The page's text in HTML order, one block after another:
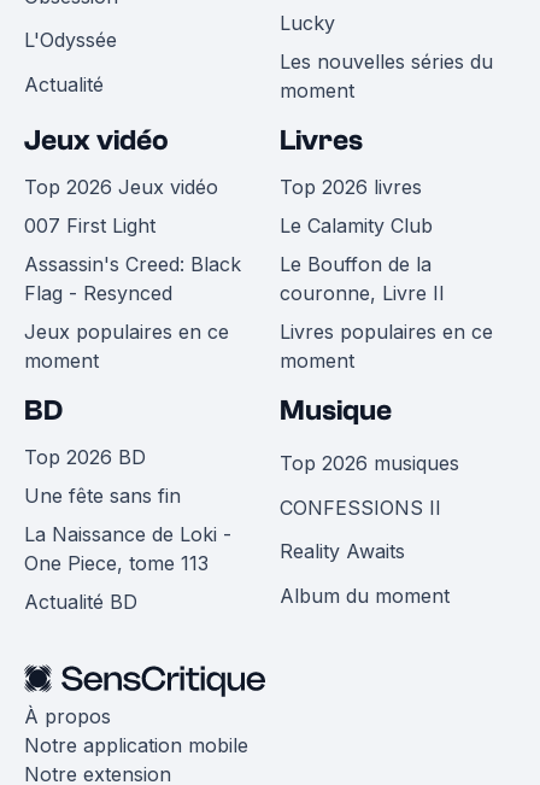
L'Odyssée
Actualité
Lucky
Les nouvelles séries du
moment
Jeux vidéo
Top 2026 Jeux vidéo
007 First Light
Assassin's Creed: Black
Flag - Resynced
Jeux populaires en ce
moment
Livres
Top 2026 livres
Le Calamity Club
Le Bouffon de la
couronne, Livre II
Livres populaires en ce
moment
BD
Top 2026 BD
Une fête sans fin
La Naissance de Loki -
One Piece, tome 113
Actualité BD
Musique
Top 2026 musiques
CONFESSIONS II
Reality Awaits
Album du moment
À propos
Notre application mobile
Notre extension